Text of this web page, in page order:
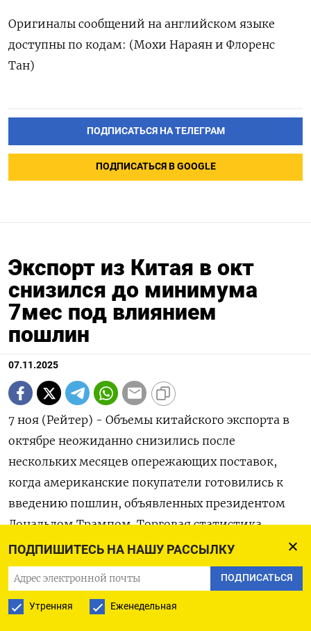
ПОДПИШИТЕСЬ НА НАШУ РАССЫЛКУ
ПОДПИСАТЬСЯ
Утренняя Еженедельная
Оригиналы сообщений на английском языке
доступны по кодам: (Мохи Нараян и Флоренс
Тан)
ПОДПИСАТЬСЯ НА ТЕЛЕГРАМ
ПОДПИСАТЬСЯ В GOOGLE
Экспорт из Китая в окт
снизился до минимума
7мес под влиянием
пошлин
07.11.2025
7 ноя (Рейтер) - Объемы китайского экспорта в
октябре неожиданно снизились после
нескольких месяцев опережающих поставок,
когда американские покупатели готовились к
введению пошлин, объявленных президентом
Дональдом Трампом. Торговая статистика
показала, насколько инвесторы встревожены
более широком влиянии торговой войны между
США и Китаем на экономику.